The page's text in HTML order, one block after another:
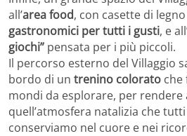
all’area food, con casette di
gastronomici per tutti i gusti, e
giochi” pensata per i più piccoli.
Il percorso esterno del Villaggio
bordo di un trenino colorato che
mondi da esplorare, per rendere
quell’atmosfera natalizia che
conserviamo nel cuore e nei